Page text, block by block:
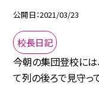
公開日 2021/03/23
校長日記
今朝の集団登校には
て列の後ろで見守っ